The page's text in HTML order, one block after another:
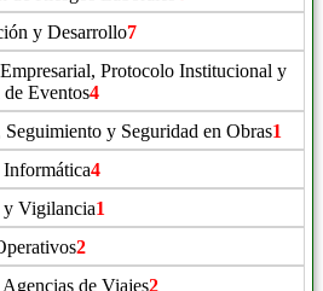
y Desarrollo7
Protocolo Institucional y
Eventos4
Seguimiento y Seguridad en Obras1
Informática4
y Vigilancia1
2
de Viajes2